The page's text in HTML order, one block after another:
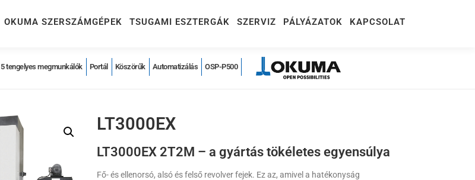
OKUMA SZERSZÁMGÉPEK TSUGAMI ESZTERGÁK SZERVIZ PÁLYÁZATOK KAPCSOLAT
5 tengelyes megmunkálók Portál Köszörűk Automatizálás OSP-P500
LT3000EX
LT3000EX 2T2M – a gyártás tökéletes egyensúlya
Fő- és ellenorsó, alsó és felső revolver fejek. Ez az, amivel a hatékonyság